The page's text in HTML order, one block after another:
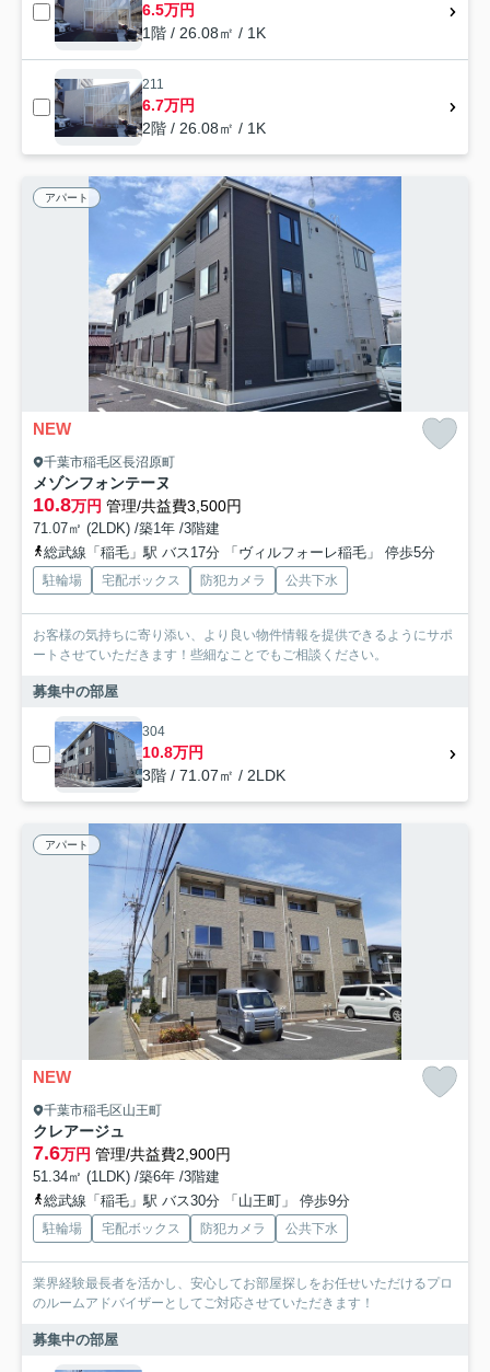
6.5万円
1階 / 26.08㎡ / 1K
211
6.7万円
2階 / 26.08㎡ / 1K
アパート
NEW
千葉市稲毛区長沼原町
メゾンフォンテーヌ
10.8万円 管理/共益費3,500円
71.07㎡ (2LDK) /築1年 /3階建
総武線「稲毛」駅 バス17分 「ヴィルフォーレ稲毛」 停歩5分
駐輪場 宅配ボックス 防犯カメラ 公共下水
お客様の気持ちに寄り添い、より良い物件情報を提供できるようにサポ
ートさせていただきます！些細なことでもご相談ください。
募集中の部屋
304
10.8万円
3階 / 71.07㎡ / 2LDK
アパート
NEW
千葉市稲毛区山王町
クレアージュ
7.6万円 管理/共益費2,900円
51.34㎡ (1LDK) /築6年 /3階建
総武線「稲毛」駅 バス30分 「山王町」 停歩9分
駐輪場 宅配ボックス 防犯カメラ 公共下水
業界経験最長者を活かし、安心してお部屋探しをお任せいただけるプロ
のルームアドバイザーとしてご対応させていただきます！
募集中の部屋